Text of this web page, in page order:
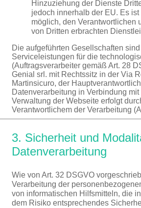
Hinzuziehung der Dienste
jedoch innerhalb der EU. Es ist
möglich, den Verantwortlichen
von Dritten erbrachten
Die aufgeführten Gesellschaften
Serviceleistungen für die
(Auftragsverarbeiter gemäß Art. 28
Genial srl. mit Rechtssitz in der Via
Martinsicuro, der
Datenverarbeitung in Verbindung mit
Verwaltung der Webseite erfolgt
Verantwortlichem der Verarbeitung
3. Sicherheit und
Datenverarbeitung
Wie von Art. 32 DSGVO
Verarbeitung der
von informatischen Hilfsmitteln, die
dem Risiko entsprechendes